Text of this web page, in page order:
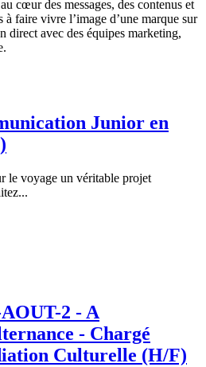
cœur des messages, des contenus et
à faire vivre l’image d’une marque sur
direct avec des équipes marketing,
Junior en
le voyage un véritable projet
2 - A
- Chargé
Culturelle (H/F)